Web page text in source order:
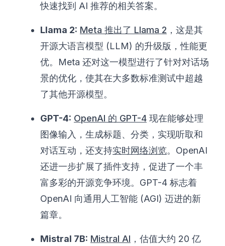
快速找到 AI 推荐的相关答案。
Llama 2: Meta 推出了 Llama 2 ，这是其
开源大语言模型 (LLM) 的升级版，性能更
优。Meta 还对这一模型进行了针对对话场
景的优化，使其在大多数标准测试中超越
了其他开源模型。
GPT-4: OpenAI 的 GPT-4 现在能够处理
图像输入，生成标题、分类，实现听取和
对话互动，还支持实时网络浏览。OpenAI
还进一步扩展了插件支持，促进了一个丰
富多彩的开源竞争环境。GPT-4 标志着
OpenAI 向通用人工智能 (AGI) 迈进的新
篇章。
Mistral 7B: Mistral AI ，估值大约 20 亿